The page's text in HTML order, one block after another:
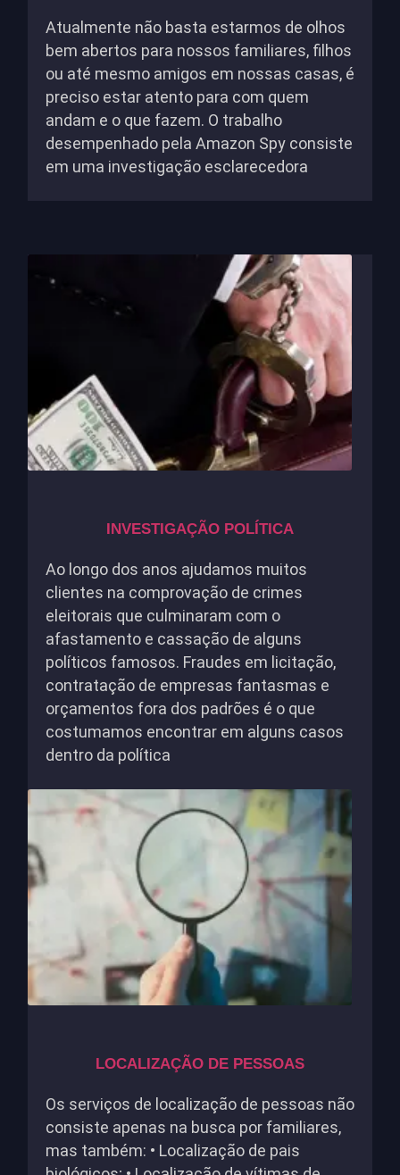
Atualmente não basta estarmos de olhos
bem abertos para nossos familiares, filhos
ou até mesmo amigos em nossas casas, é
preciso estar atento para com quem
andam e o que fazem. O trabalho
desempenhado pela Amazon Spy consiste
em uma investigação esclarecedora
INVESTIGAÇÃO POLÍTICA
Ao longo dos anos ajudamos muitos
clientes na comprovação de crimes
eleitorais que culminaram com o
afastamento e cassação de alguns
políticos famosos. Fraudes em licitação,
contratação de empresas fantasmas e
orçamentos fora dos padrões é o que
costumamos encontrar em alguns casos
dentro da política
LOCALIZAÇÃO DE PESSOAS
Os serviços de localização de pessoas não
consiste apenas na busca por familiares,
mas também: • Localização de pais